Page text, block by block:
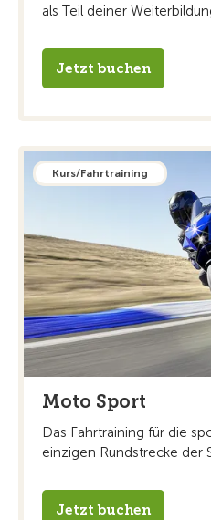
als Teil deiner
Jetzt buchen
Kurs/Fahrtraining
Moto Sport
Das Fahrtraining für die
einzigen Rundstrecke der
Jetzt buchen